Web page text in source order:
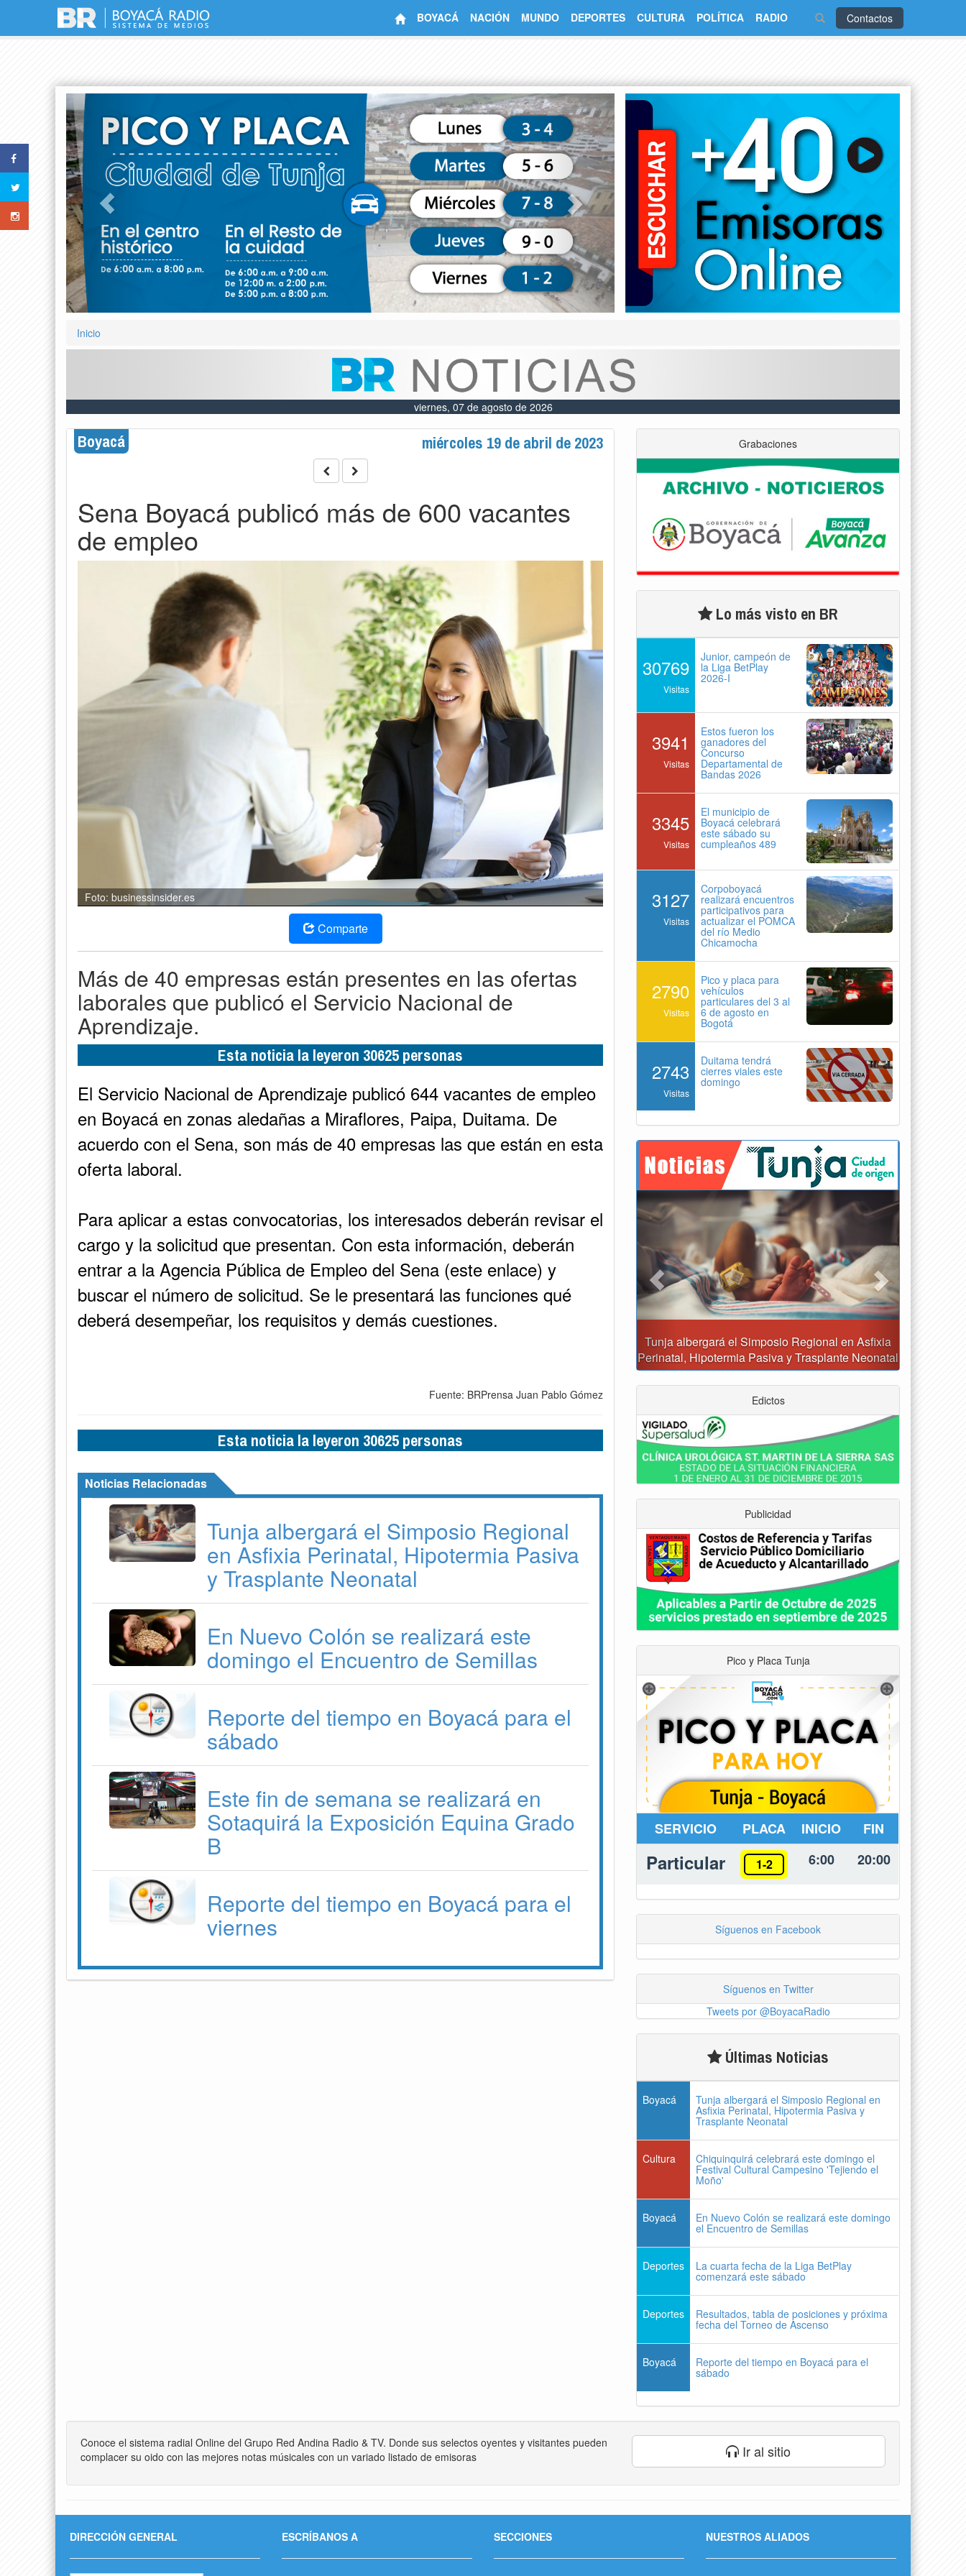
Contactos
BOYACÁ NACIÓN MUNDO DEPORTES CULTURA POLÍTICA RADIO
Next
Inicio
viernes, 07 de agosto de 2026
Boyacá miércoles 19 de abril de 2023
Sena Boyacá publicó más de 600 vacantes
de empleo
Foto: businessinsider.es
Comparte
Más de 40 empresas están presentes en las ofertas
laborales que publicó el Servicio Nacional de
Aprendizaje.
Esta noticia la leyeron 30625 personas
El Servicio Nacional de Aprendizaje publicó 644 vacantes de empleo
en Boyacá en zonas aledañas a Miraflores, Paipa, Duitama. De
acuerdo con el Sena, son más de 40 empresas las que están en esta
oferta laboral.
Para aplicar a estas convocatorias, los interesados deberán revisar el
cargo y la solicitud que presentan. Con esta información, deberán
entrar a la Agencia Pública de Empleo del Sena (este enlace) y
buscar el número de solicitud. Se le presentará las funciones qué
deberá desempeñar, los requisitos y demás cuestiones.
Fuente: BRPrensa Juan Pablo Gómez
Esta noticia la leyeron 30625 personas
Noticias Relacionadas
Tunja albergará el Simposio Regional
en Asfixia Perinatal, Hipotermia Pasiva
y Trasplante Neonatal
En Nuevo Colón se realizará este
domingo el Encuentro de Semillas
Reporte del tiempo en Boyacá para el
sábado
Este fin de semana se realizará en
Sotaquirá la Exposición Equina Grado
B
Reporte del tiempo en Boyacá para el
viernes
Grabaciones
Lo más visto en BR
30769
Visitas
Junior, campeón de
la Liga BetPlay
2026-I
3941
Visitas
Estos fueron los
ganadores del
Concurso
Departamental de
Bandas 2026
3345
Visitas
El municipio de
Boyacá celebrará
este sábado su
cumpleaños 489
3127
Visitas
Corpoboyacá
realizará encuentros
participativos para
actualizar el POMCA
del río Medio
Chicamocha
2790
Visitas
Pico y placa para
vehículos
particulares del 3 al
6 de agosto en
Bogotá
2743
Visitas
Duitama tendrá
cierres viales este
domingo
Reporte del tiempo en Boyacá para el sábado
Previous Next
Edictos
Publicidad
Pico y Placa Tunja
SERVICIO PLACA INICIO FIN
Particular 1-2 6:00 20:00
Síguenos en Facebook
Síguenos en Twitter
Tweets por @BoyacaRadio
Últimas Noticias
Boyacá Tunja albergará el Simposio Regional en
Asfixia Perinatal, Hipotermia Pasiva y
Trasplante Neonatal
Cultura Chiquinquirá celebrará este domingo el
Festival Cultural Campesino 'Tejiendo el
Moño'
Boyacá En Nuevo Colón se realizará este domingo
el Encuentro de Semillas
Deportes La cuarta fecha de la Liga BetPlay
comenzará este sábado
Deportes Resultados, tabla de posiciones y próxima
fecha del Torneo de Ascenso
Boyacá Reporte del tiempo en Boyacá para el
sábado
Conoce el sistema radial Online del Grupo Red Andina Radio & TV. Donde sus selectos oyentes y visitantes pueden
complacer su oido con las mejores notas músicales con un variado listado de emisoras
Ir al sitio
DIRECCIÓN GENERAL ESCRÍBANOS A SECCIONES NUESTROS ALIADOS